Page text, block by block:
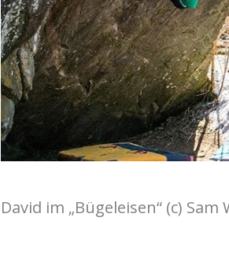
David im „Bügeleisen“ (c) Sam